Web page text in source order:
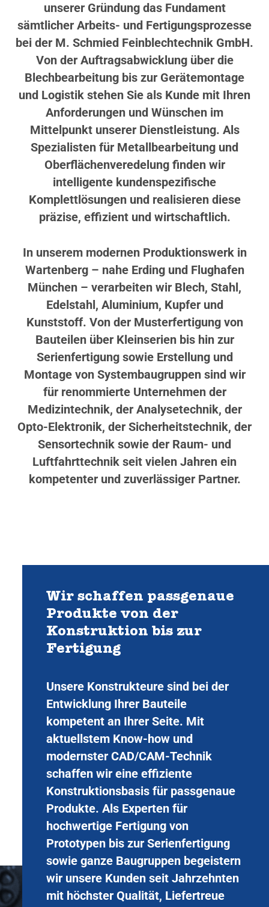
unserer Gründung das Fundament
sämtlicher Arbeits- und Fertigungsprozesse
bei der M. Schmied Feinblechtechnik GmbH.
Von der Auftragsabwicklung über die
Blechbearbeitung bis zur Gerätemontage
und Logistik stehen Sie als Kunde mit Ihren
Anforderungen und Wünschen im
Mittelpunkt unserer Dienstleistung. Als
Spezialisten für Metallbearbeitung und
Oberflächenveredelung finden wir
intelligente kundenspezifische
Komplettlösungen und realisieren diese
präzise, effizient und wirtschaftlich.
In unserem modernen Produktionswerk in
Wartenberg – nahe Erding und Flughafen
München – verarbeiten wir Blech, Stahl,
Edelstahl, Aluminium, Kupfer und
Kunststoff. Von der Musterfertigung von
Bauteilen über Kleinserien bis hin zur
Serienfertigung sowie Erstellung und
Montage von Systembaugruppen sind wir
für renommierte Unternehmen der
Medizintechnik, der Analysetechnik, der
Opto-Elektronik, der Sicherheitstechnik, der
Sensortechnik sowie der Raum- und
Luftfahrttechnik seit vielen Jahren ein
kompetenter und zuverlässiger Partner.
Wir schaffen passgenaue
Produkte von der
Konstruktion bis zur
Fertigung
Unsere Konstrukteure sind bei der
Entwicklung Ihrer Bauteile
kompetent an Ihrer Seite. Mit
aktuellstem Know-how und
modernster CAD/CAM-Technik
schaffen wir eine effiziente
Konstruktionsbasis für passgenaue
Produkte. Als Experten für
hochwertige Fertigung von
Prototypen bis zur Serienfertigung
sowie ganze Baugruppen begeistern
wir unsere Kunden seit Jahrzehnten
mit höchster Qualität, Liefertreue